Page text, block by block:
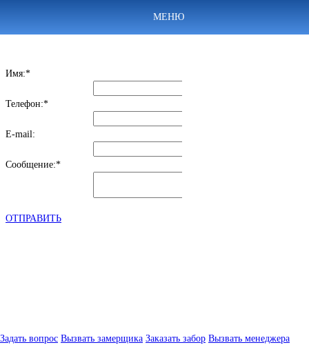
МЕНЮ
Имя:*
Телефон:*
E-mail:
Сообщение:*
ОТПРАВИТЬ
Задать вопрос Вызвать замерщика Заказать забор Вызвать менеджера